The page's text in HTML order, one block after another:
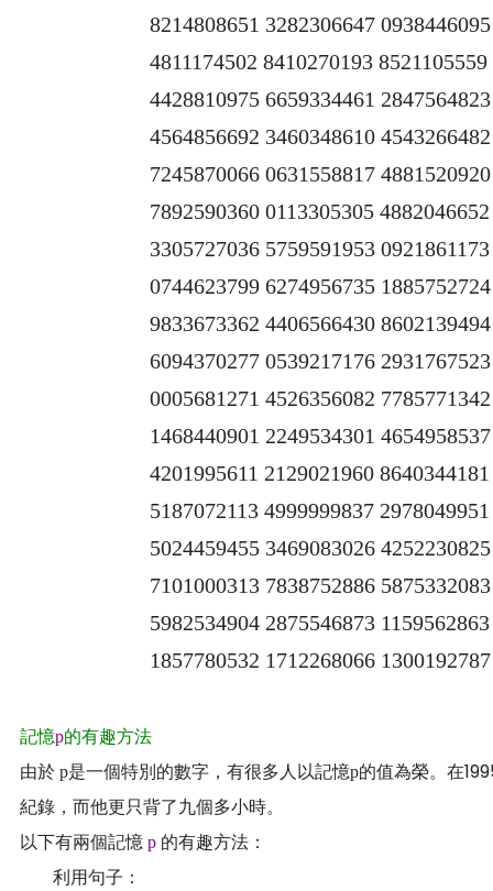
8214808651 3282306647
4811174502 8410270193
4428810975 6659334461
4564856692 3460348610
7245870066 0631558817
7892590360 0113305305
3305727036 5759591953
0744623799 6274956735
9833673362 4406566430
6094370277 0539217176
0005681271 4526356082
1468440901 2249534301
4201995611 2129021960
5187072113 4999999837
5024459455 3469083026
7101000313 7838752886
5982534904 2875546873
1857780532 1712268066
記憶p的有趣方法
由於 p是一個特別的數字，有很多人以記憶p的值為榮。在
紀錄，而他更只背了九個多小時。
以下有兩個記憶 p 的有趣方法：
利用句子：